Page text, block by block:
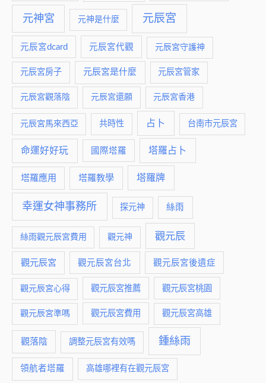
元神宮 元神是什麼 元辰宮
元辰宮dcard 元辰宮代觀 元辰宮守護神
元辰宮房子 元辰宮是什麼 元辰宮管家
元辰宮觀落陰 元辰宮還願 元辰宮香港
元辰宮馬來西亞 共時性 占卜 台南市元辰宮
命運好好玩 國際塔羅 塔羅占卜
塔羅應用 塔羅教學 塔羅牌
幸運女神事務所 探元神 絲雨
絲雨觀元辰宮費用 觀元神 觀元辰
觀元辰宮 觀元辰宮台北 觀元辰宮後遺症
觀元辰宮心得 觀元辰宮推薦 觀元辰宮桃園
觀元辰宮準嗎 觀元辰宮費用 觀元辰宮高雄
觀落陰 調整元辰宮有效嗎 鍾絲雨
領航者塔羅 高雄哪裡有在觀元辰宮